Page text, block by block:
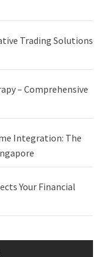
Trading Solutions
– Comprehensive
Integration: The
Your Financial